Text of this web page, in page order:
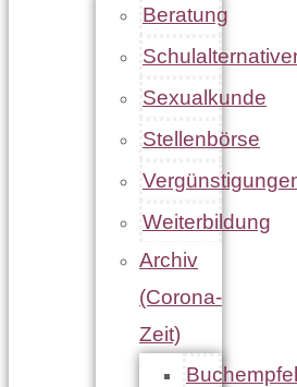
Beratung
Sexualkunde
Stellenbörse
Weiterbildung
Archiv
(Corona-
Zeit)